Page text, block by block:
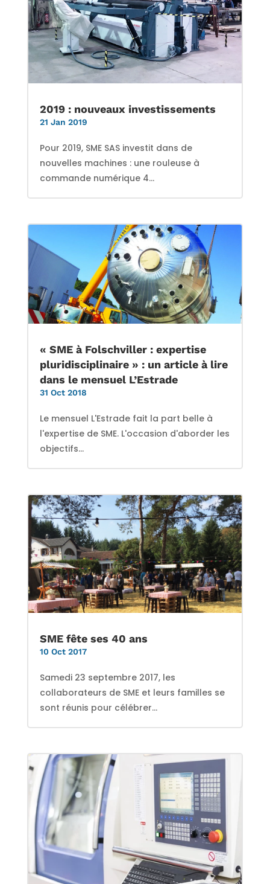
2019 : nouveaux investissements
21 Jan 2019
Pour 2019, SME SAS investit dans de
nouvelles machines : une rouleuse à
commande numérique 4...
« SME à Folschviller : expertise
pluridisciplinaire » : un article à lire
dans le mensuel L’Estrade
31 Oct 2018
Le mensuel L'Estrade fait la part belle à
l'expertise de SME. L'occasion d'aborder les
objectifs...
SME fête ses 40 ans
10 Oct 2017
Samedi 23 septembre 2017, les
collaborateurs de SME et leurs familles se
sont réunis pour célébrer...